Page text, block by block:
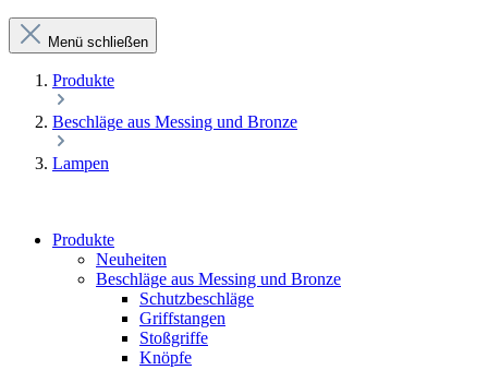
Menü schließen
Produkte
Beschläge aus Messing und Bronze
Lampen
Produkte
Neuheiten
Beschläge aus Messing und Bronze
Schutzbeschläge
Griffstangen
Stoßgriffe
Knöpfe